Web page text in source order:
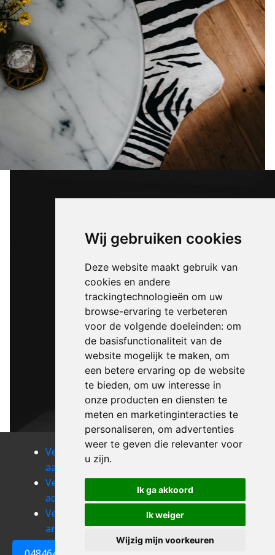
Wij gebruiken cookies
Deze website maakt gebruik van
cookies en andere
trackingtechnologieën om uw
browse-ervaring te verbeteren
voor de volgende doeleinden: om
de basisfunctionaliteit van de
website mogelijk te maken, om
een betere ervaring op de website
te bieden, om uw interesse in
onze producten en diensten te
meten en marketinginteracties te
personaliseren, om advertenties
weer te geven die relevanter voor
u zijn.
Ik ga akkoord
Ik weiger
Wijzig mijn voorkeuren
0484648161
Verhuizen
aalbeke
Verhuizen
Verhuizen
Verhuizen
adinkerke
Verhuizen
alveringem
Verhuizen
anzegem
Verhuizen
ardooie
Verhuizen
assebroek
Verhuizen
avekapelle